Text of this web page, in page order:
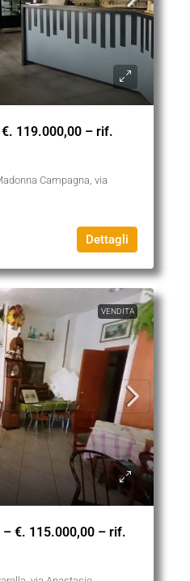
119.000,00 – rif.
Campagna, via
Dettagli
VENDITA
€. 115.000,00 – rif.